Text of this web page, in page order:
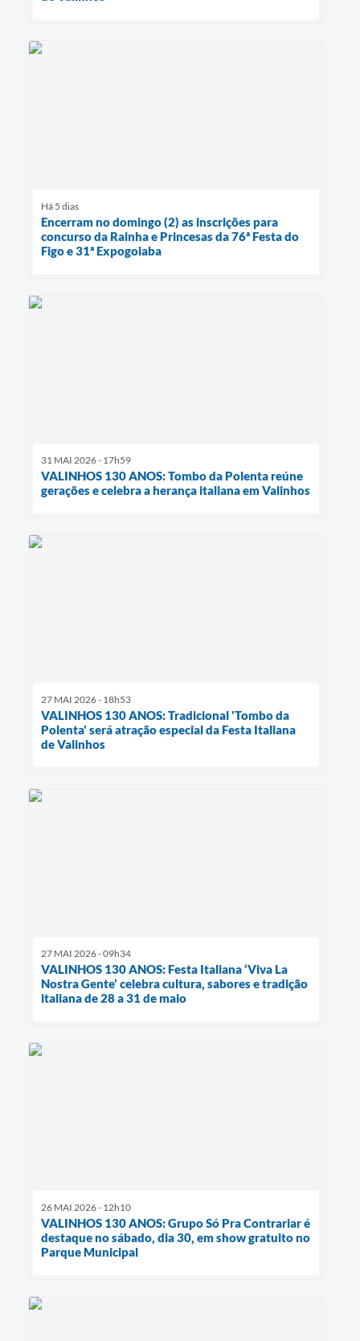
Há 5 dias
Encerram no domingo (2) as inscrições para
concurso da Rainha e Princesas da 76ª Festa do
Figo e 31ª Expogoiaba
31 MAI 2026 - 17h59
VALINHOS 130 ANOS: Tombo da Polenta reúne
gerações e celebra a herança italiana em Valinhos
27 MAI 2026 - 18h53
VALINHOS 130 ANOS: Tradicional 'Tombo da
Polenta' será atração especial da Festa Italiana
de Valinhos
27 MAI 2026 - 09h34
VALINHOS 130 ANOS: Festa Italiana ‘Viva La
Nostra Gente’ celebra cultura, sabores e tradição
italiana de 28 a 31 de maio
26 MAI 2026 - 12h10
VALINHOS 130 ANOS: Grupo Só Pra Contrariar é
destaque no sábado, dia 30, em show gratuito no
Parque Municipal